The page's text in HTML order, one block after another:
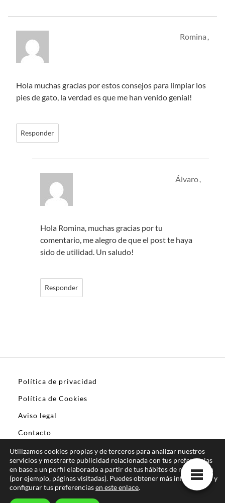
Romina,
Hola muchas gracias por estos consejos para limpiar los
pies de gato, la verdad es que me han venido genial!
Responder
Álvaro,
Hola Romina, muchas gracias por tu
comentario, me alegro de que el post te haya
sido de utilidad. Un saludo!
Responder
Política de privacidad
Política de Cookies
Aviso legal
Contacto
¡Consigue las mejores garras!
Utilizamos cookies propias y de terceros para analizar nuestros
servicios y mostrarte publicidad relacionada con tus preferencias
en base a un perfil elaborado a partir de tus hábitos de navegación
(por ejemplo, páginas visitadas). Puedes obtener más información y
configurar tus preferenciasen este enlace.